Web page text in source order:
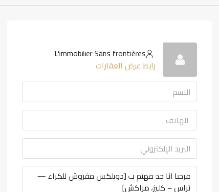
L'immobilier Sans frontières
رابط عرض العقارات